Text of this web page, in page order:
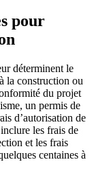
pour
déterminent le
la construction ou
du projet
un permis de
d’autorisation de
les frais de
et les frais
centaines à